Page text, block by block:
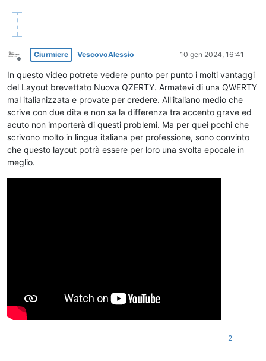
Non in linea
Ciurmiere VescovoAlessio 10 gen 2024, 16:41
In questo video potrete vedere punto per punto i molti vantaggi
del Layout brevettato Nuova QZERTY. Armatevi di una QWERTY
mal italianizzata e provate per credere. All'italiano medio che
scrive con due dita e non sa la differenza tra accento grave ed
acuto non importerà di questi problemi. Ma per quei pochi che
scrivono molto in lingua italiana per professione, sono convinto
che questo layout potrà essere per loro una svolta epocale in
meglio.
2